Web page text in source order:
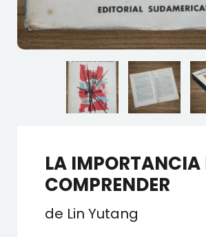
LA IMPORTANCIA
COMPRENDER
de Lin Yutang